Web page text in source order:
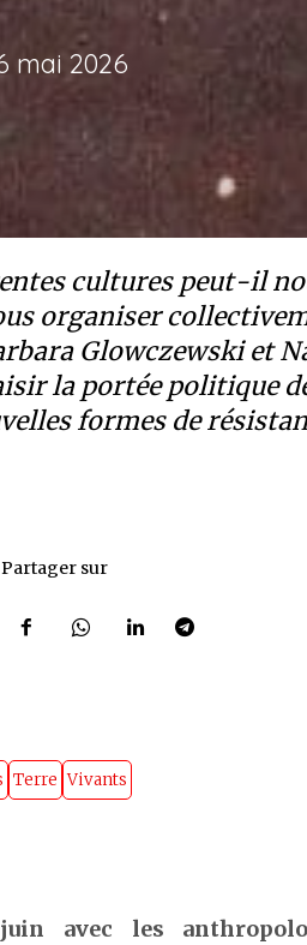
cultures peut-il
organiser
Glowczewski et
la portée politique
formes de
mai 2026
Partager sur
Terre Vivants
avec les